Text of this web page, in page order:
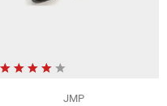
JMP